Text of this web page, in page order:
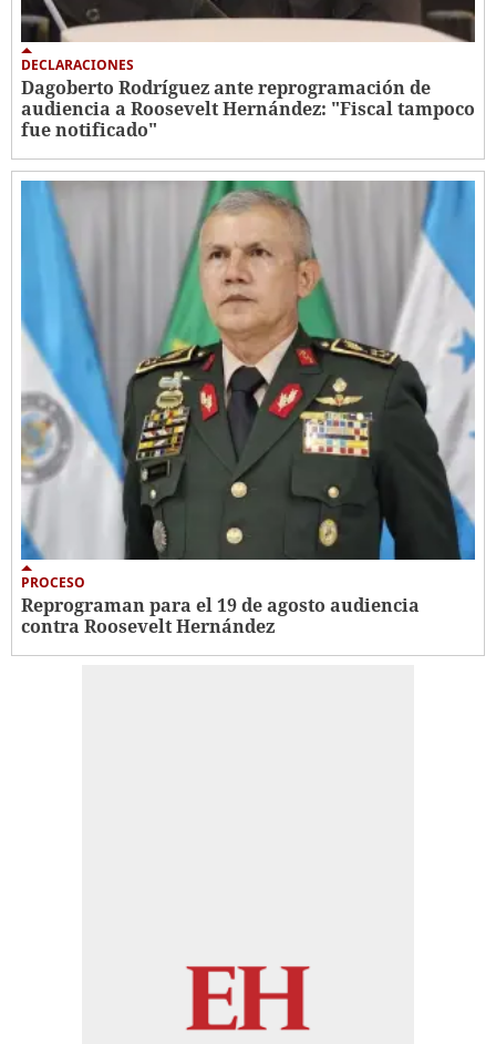
DECLARACIONES
Dagoberto Rodríguez ante reprogramación de
audiencia a Roosevelt Hernández: "Fiscal tampoco
fue notificado"
PROCESO
Reprograman para el 19 de agosto audiencia
contra Roosevelt Hernández